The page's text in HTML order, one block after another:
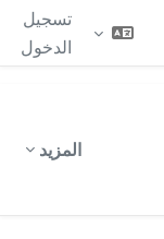
تسجيل
الدخول
المزيد